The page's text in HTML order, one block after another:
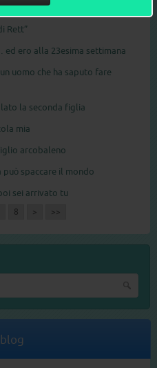
non diventerei madre”
Rett”
ero alla 23esima settimana
uomo che ha saputo fare
la seconda figlia
mia
arcobaleno
può spaccare il mondo
sei arrivato tu
8 > >>